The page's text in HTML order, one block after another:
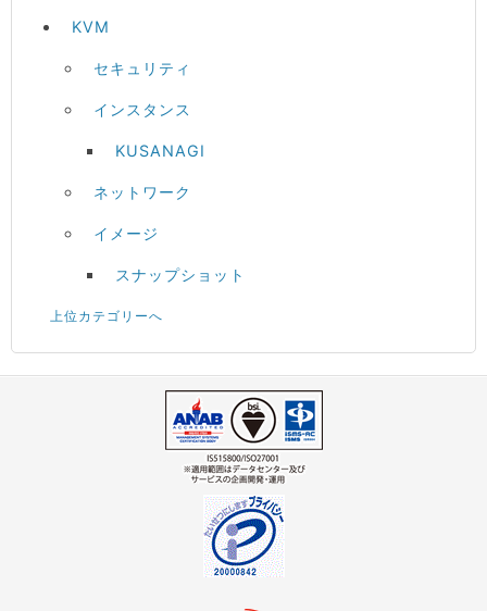
KVM
セキュリティ
インスタンス
KUSANAGI
ネットワーク
イメージ
スナップショット
上位カテゴリーへ